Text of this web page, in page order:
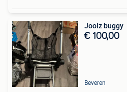
Joolz buggy
€ 100,00
Beveren